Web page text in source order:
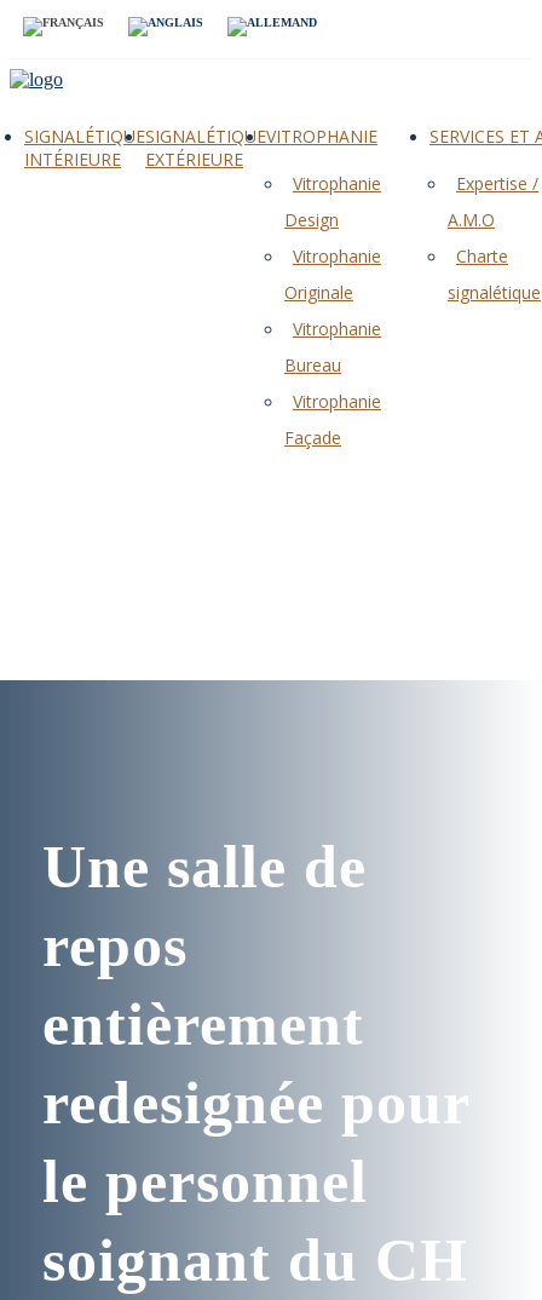
SIGNALÉTIQUE
INTÉRIEURE
SIGNALÉTIQUE
EXTÉRIEURE
VITROPHANIE
Vitrophanie
Design
Vitrophanie
Originale
Vitrophanie
Bureau
Vitrophanie
Façade
SERVICES ET
Expertise /
A.M.O
Charte
signalétique
Une salle de
repos
entièrement
redesignée pour
le personnel
soignant du CH